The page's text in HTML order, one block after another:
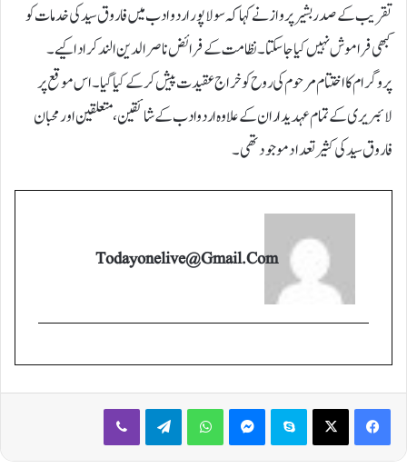
تقریب کے صدر بشیر پرواز نے کہا کہ سولاپور اردو ادب میں فاروق سید کی خدمات کو
کبھی فراموش نہیں کیا جا سکتا ۔ نظامت کے فرائض ناصر الدین الندکر ادا کیے۔
پروگرام کا اختتام مرحوم کی روح کو خراج عقیدت پیش کر کےکیا گیا۔ اس موقع پر
لائبریری کے تمام عہدیداران کے علاوہ اردوادب کے شائقین، متعلقین اور محبان
فاروق سید کی کثیر تعداد موجود تھی۔
Todayonelive@gmail.com
X
Telegram